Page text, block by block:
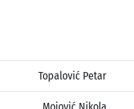
Topalović Petar